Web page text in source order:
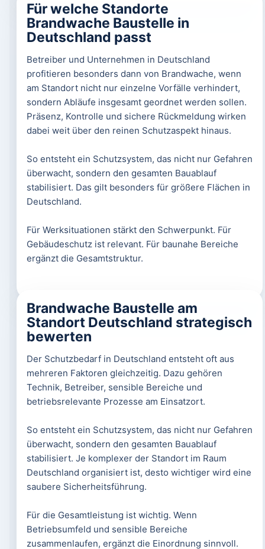
Für welche Standorte
Brandwache Baustelle in
Deutschland passt
Betreiber und Unternehmen in Deutschland
profitieren besonders dann von Brandwache, wenn
am Standort nicht nur einzelne Vorfälle verhindert,
sondern Abläufe insgesamt geordnet werden sollen.
Präsenz, Kontrolle und sichere Rückmeldung wirken
dabei weit über den reinen Schutzaspekt hinaus.
So entsteht ein Schutzsystem, das nicht nur Gefahren
überwacht, sondern den gesamten Bauablauf
stabilisiert. Das gilt besonders für größere Flächen in
Deutschland.
Für Werksituationen stärkt den Schwerpunkt. Für
Gebäudeschutz ist relevant. Für baunahe Bereiche
ergänzt die Gesamtstruktur.
Brandwache Baustelle am
Standort Deutschland strategisch
bewerten
Der Schutzbedarf in Deutschland entsteht oft aus
mehreren Faktoren gleichzeitig. Dazu gehören
Technik, Betreiber, sensible Bereiche und
betriebsrelevante Prozesse am Einsatzort.
So entsteht ein Schutzsystem, das nicht nur Gefahren
überwacht, sondern den gesamten Bauablauf
stabilisiert. Je komplexer der Standort im Raum
Deutschland organisiert ist, desto wichtiger wird eine
saubere Sicherheitsführung.
Für die Gesamtleistung ist wichtig. Wenn
Betriebsumfeld und sensible Bereiche
zusammenlaufen, ergänzt die Einordnung sinnvoll.